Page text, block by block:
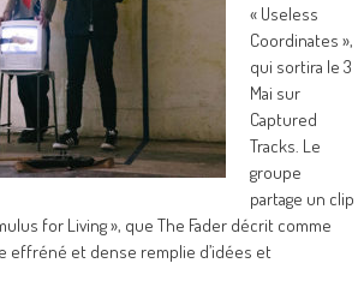
« Useless
Coordinates »,
qui sortira le 3
Mai sur
Captured
Tracks. Le
groupe
partage un clip
for Living », que The Fader décrit comme
effréné et dense remplie d’idées et